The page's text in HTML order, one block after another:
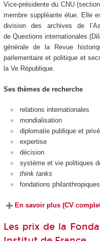
Vice-présidente du CNU
membre suppléante élue. Elle
division des archives de
de Questions internationales
générale de la Revue
parlementaire et politique et
la Ve République.
Ses thèmes de recherche
relations internationales
mondialisation
diplomatie publique et
expertise
décision
système et vie politiques
think tanks
fondations philanthropiques
En savoir plus (CV
Les prix de la